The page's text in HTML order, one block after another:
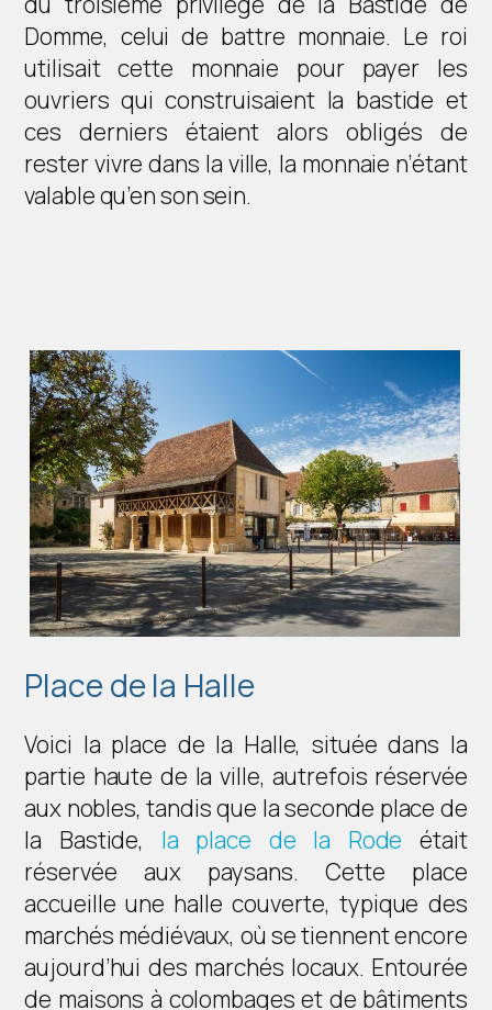
Domme, celui de battre monnaie. Le roi
utilisait cette monnaie pour payer les
ouvriers qui construisaient la bastide et
ces derniers étaient alors obligés de
rester vivre dans la ville, la monnaie n’étant
valable qu’en son sein.
Place de la Halle
Voici la place de la Halle, située dans la
partie haute de la ville, autrefois réservée
aux nobles, tandis que la seconde place de
la Bastide, la place de la Rode était
réservée aux paysans. Cette place
accueille une halle couverte, typique des
marchés médiévaux, où se tiennent encore
aujourd’hui des marchés locaux. Entourée
de maisons à colombages et de bâtiments